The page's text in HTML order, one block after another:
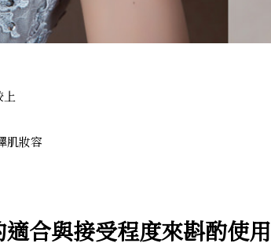
上
肌妝容
合與接受程度來斟酌使用